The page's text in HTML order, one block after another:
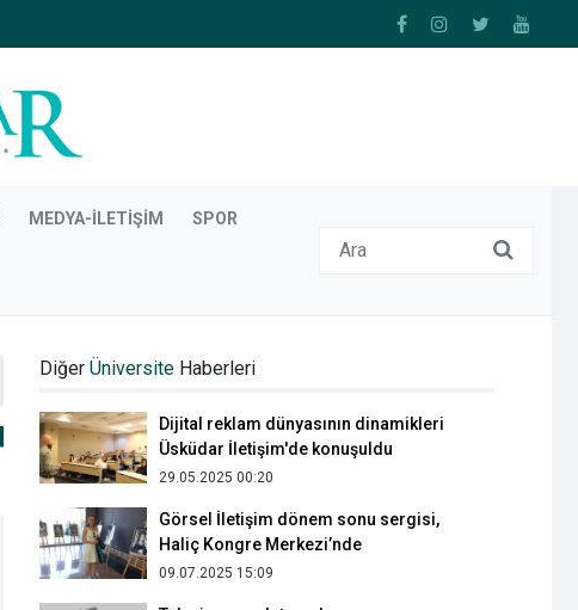
MEDYA-İLETIŞIM SPOR
Diğer ÜniversiteHaberleri
Dijital reklam dünyasının dinamikleri
Üsküdar İletişim'de konuşuldu
29.05.2025 00:20
Görsel İletişim dönem sonu sergisi,
Haliç Kongre Merkezi’nde
09.07.2025 15:09